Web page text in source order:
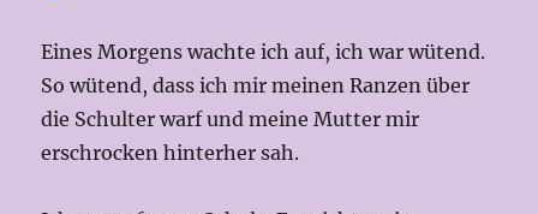
Eines Morgens wachte ich auf, ich war wütend.
So wütend, dass ich mir meinen Ranzen über
die Schulter warf und meine Mutter mir
erschrocken hinterher sah.